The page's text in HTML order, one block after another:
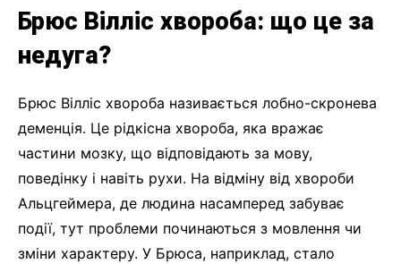
Брюс Вілліс хвороба: що це за
недуга?
Брюс Вілліс хвороба називається лобно-скронева
деменція. Це рідкісна хвороба, яка вражає
частини мозку, що відповідають за мову,
поведінку і навіть рухи. На відміну від хвороби
Альцгеймера, де людина насамперед забуває
події, тут проблеми починаються з мовлення чи
зміни характеру. У Брюса, наприклад, стало